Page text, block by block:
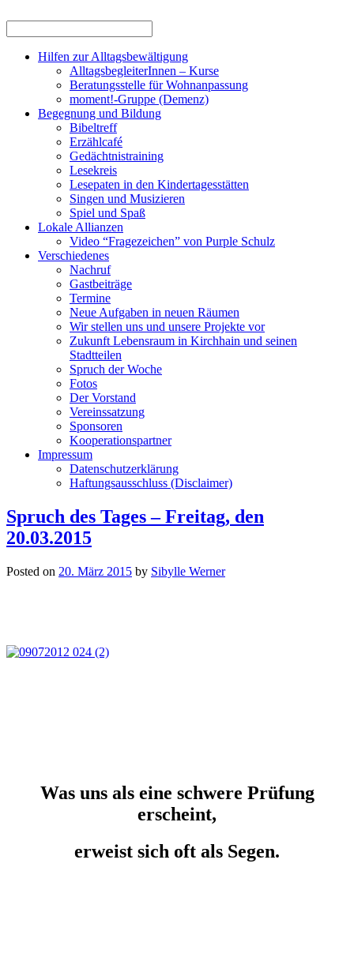
Hilfen zur Alltagsbewältigung
AlltagsbegleiterInnen – Kurse
Beratungsstelle für Wohnanpassung
moment!-Gruppe (Demenz)
Begegnung und Bildung
Bibeltreff
Erzählcafé
Gedächtnistraining
Lesekreis
Lesepaten in den Kindertagesstätten
Singen und Musizieren
Spiel und Spaß
Lokale Allianzen
Video “Fragezeichen” von Purple Schulz
Verschiedenes
Nachruf
Gastbeiträge
Termine
Neue Aufgaben in neuen Räumen
Wir stellen uns und unsere Projekte vor
Zukunft Lebensraum in Kirchhain und seinen
Stadtteilen
Spruch der Woche
Fotos
Der Vorstand
Vereinssatzung
Sponsoren
Kooperationspartner
Impressum
Datenschutzerklärung
Haftungsausschluss (Disclaimer)
Spruch des Tages – Freitag, den
20.03.2015
Posted on 20. März 2015 by Sibylle Werner
Was uns als eine schwere Prüfung
erscheint,
erweist sich oft als Segen.